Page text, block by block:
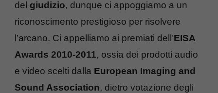
del giudizio, dunque ci appoggiamo a un
riconoscimento prestigioso per risolvere
l’arcano. Ci appelliamo ai premiati dell’EISA
Awards 2010-2011, ossia dei prodotti audio
e video scelti dalla European Imaging and
Sound Association, dietro votazione degli